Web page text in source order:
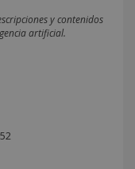
y contenidos
artificial.